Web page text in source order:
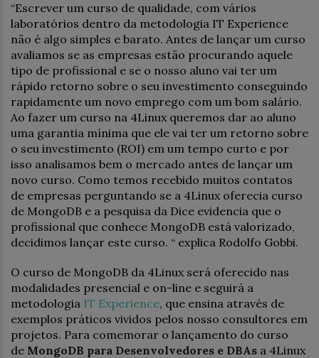
“Escrever um curso de qualidade, com vários
laboratórios dentro da metodologia IT Experience
não é algo simples e barato. Antes de lançar um curso
avaliamos se as empresas estão procurando aquele
tipo de profissional e se o nosso aluno vai ter um
rápido retorno sobre o seu investimento conseguindo
rapidamente um novo emprego com um bom salário.
Ao fazer um curso na 4Linux queremos dar ao aluno
uma garantia mínima que ele vai ter um retorno sobre
o seu investimento (ROI) em um tempo curto e por
isso analisamos bem o mercado antes de lançar um
novo curso. Como temos recebido muitos contatos
de empresas perguntando se a 4Linux oferecia curso
de MongoDB e a pesquisa da Dice evidencia que o
profissional que conhece MongoDB está valorizado,
decidimos lançar este curso. “ explica Rodolfo Gobbi.
O curso de MongoDB da 4Linux será oferecido nas
modalidades presencial e on-line e seguirá a
metodologia IT Experience, que ensina através de
exemplos práticos vividos pelos nosso consultores em
projetos. Para comemorar o lançamento do curso
de MongoDB para Desenvolvedores e DBAs a 4Linux